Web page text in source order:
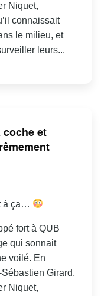
Niquet,
connaissait
le milieu, et
leurs...
coche et
à ça…
fort à QUB
qui sonnait
voilé. En
Girard,
Niquet,